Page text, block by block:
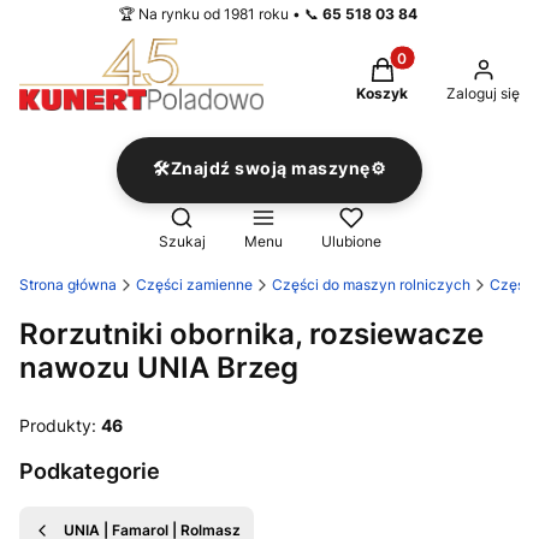
🏆 Na rynku od 1981 roku • 📞 65 518 03 84
Produkty w
Koszyk Zaloguj się
🛠️Znajdź swoją maszynę⚙️
Otwórz wyszukiwarkę
Szukaj Menu Ulubione
Strona główna Części zamienne Części do maszyn rolniczych
Rorzutniki obornika, rozsiewacze
nawozu UNIA Brzeg
Produkty: 46
Podkategorie
UNIA | Famarol | Rolmasz